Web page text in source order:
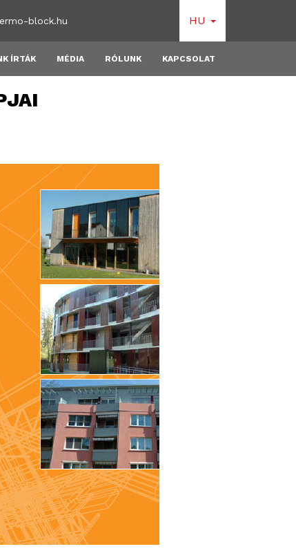
block.hu HU
ÍRTÁK MÉDIA RÓLUNK KAPCSOLAT